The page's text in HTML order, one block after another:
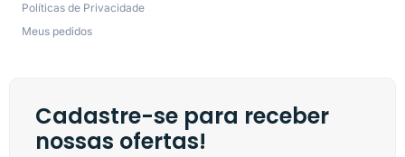
Políticas de Privacidade
Meus pedidos
Cadastre-se para receber
nossas ofertas!